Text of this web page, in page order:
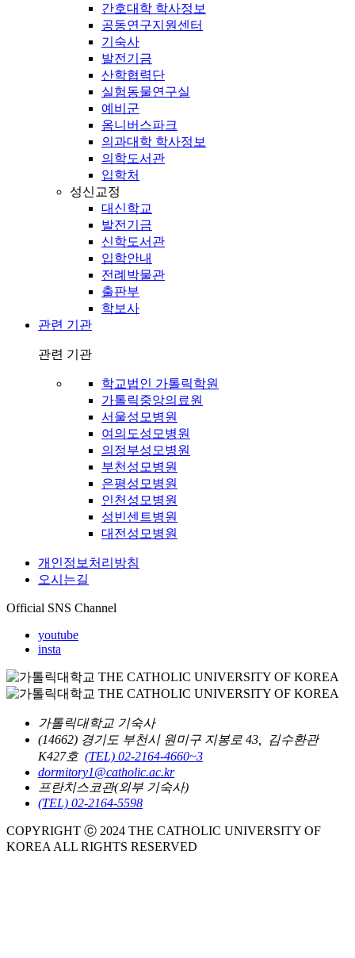
간호대학 학사정보
공동연구지원센터
기숙사
발전기금
산학협력단
실험동물연구실
예비군
옴니버스파크
의과대학 학사정보
의학도서관
입학처
성신교정
대신학교
발전기금
신학도서관
입학안내
전례박물관
출판부
학보사
관련 기관
관련 기관
학교법인 가톨릭학원
가톨릭중앙의료원
서울성모병원
여의도성모병원
의정부성모병원
부천성모병원
은평성모병원
인천성모병원
성빈센트병원
대전성모병원
개인정보처리방침
오시는길
Official SNS Channel
youtube
insta
가톨릭대학교 기숙사
(14662) 경기도 부천시 원미구 지봉로 43, 김수환관
K427호 (TEL) 02-2164-4660~3
dormitory1@catholic.ac.kr
프란치스코관(외부 기숙사)
(TEL) 02-2164-5598
COPYRIGHT ⓒ 2024 THE CATHOLIC UNIVERSITY OF
KOREA ALL RIGHTS RESERVED